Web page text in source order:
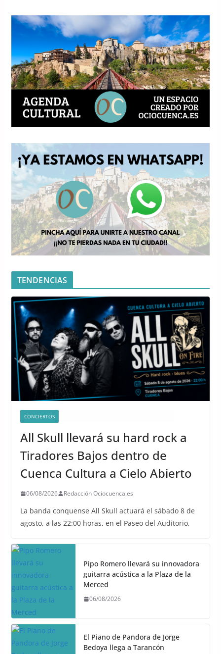
TENDENCIAS
CONCIERTOS
All Skull llevará su hard rock a
Tiradores Bajos dentro de
Cuenca Cultura a Cielo Abierto
06/08/2026 Redacción Ociocuenca.es
La banda conquense All Skull actuará el sábado 8 de
agosto, a las 22:00 horas, en el Paseo del Auditorio,
Pipo Romero llevará su innovadora
guitarra acústica a la Plaza de la
Merced
06/08/2026
El Piano de Pandora de Jorge
Bedoya llega a Tarancón